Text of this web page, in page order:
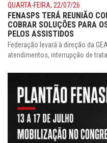
QUARTA-FEIRA, 22/07/26
FENASPS TERÁ REUNIÃO
COBRAR SOLUÇÕES PARA
PELOS ASSISTIDOS
Federação levará à direção da
atendimentos, interrupção de